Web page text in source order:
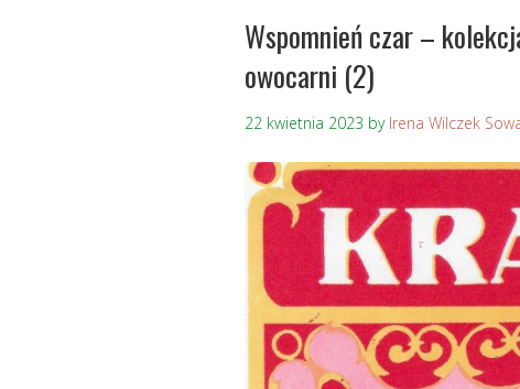
Wspomnień czar –
owocarni (2)
22 kwietnia 2023 by Irena Wilczek